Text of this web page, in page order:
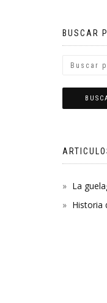
BUSCAR
La
Historia